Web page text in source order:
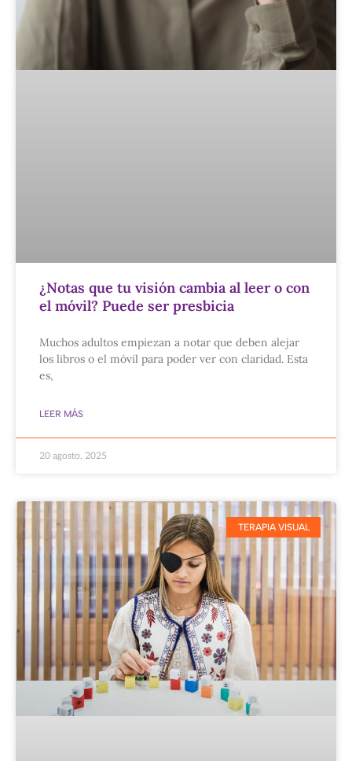
¿Notas que tu visión cambia al leer o con
el móvil? Puede ser presbicia
Muchos adultos empiezan a notar que deben alejar
los libros o el móvil para poder ver con claridad. Esta
es,
LEER MÁS
20 agosto, 2025
TERAPIA VISUAL